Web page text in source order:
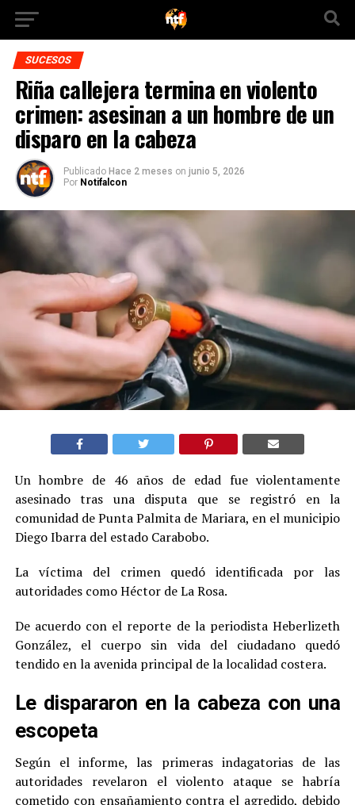
SUCESOS
Riña callejera termina en violento
crimen: asesinan a un hombre de un
disparo en la cabeza
Publicado Hace 2 meses on junio 5, 2026
Por Notifalcon
Un hombre de 46 años de edad fue violentamente
asesinado tras una disputa que se registró en la
comunidad de Punta Palmita de Mariara, en el municipio
Diego Ibarra del estado Carabobo.
La víctima del crimen quedó identificada por las
autoridades como Héctor de La Rosa.
De acuerdo con el reporte de la periodista Heberlizeth
González, el cuerpo sin vida del ciudadano quedó
tendido en la avenida principal de la localidad costera.
Le dispararon en la cabeza con una
escopeta
Según el informe, las primeras indagatorias de las
autoridades revelaron el violento ataque se habría
cometido con ensañamiento contra el agredido, debido